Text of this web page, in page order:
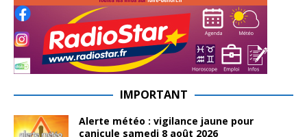
IMPORTANT
Alerte météo : vigilance jaune pour
canicule samedi 8 août 2026